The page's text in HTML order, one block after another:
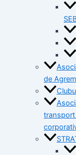
de
transport